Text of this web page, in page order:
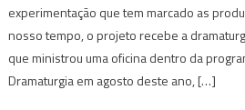
experimentação que tem marcado as
nosso tempo, o projeto recebe a
que ministrou uma oficina dentro da
Dramaturgia em agosto deste ano, […]